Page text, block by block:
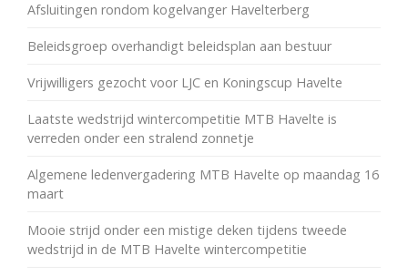
Afsluitingen rondom kogelvanger Havelterberg
Beleidsgroep overhandigt beleidsplan aan bestuur
Vrijwilligers gezocht voor LJC en Koningscup Havelte
Laatste wedstrijd wintercompetitie MTB Havelte is
verreden onder een stralend zonnetje
Algemene ledenvergadering MTB Havelte op maandag 16
maart
Mooie strijd onder een mistige deken tijdens tweede
wedstrijd in de MTB Havelte wintercompetitie